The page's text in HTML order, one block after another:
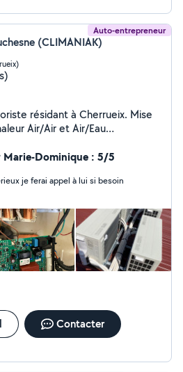
Auto-entrepreneur
(CLIMANIAK)
résidant à Cherrueix. Mise
Air/Air et Air/Eau
à chaleur, chaudières
Marie-Dominique : 5/5
je ferai appel à lui si besoin
Contacter